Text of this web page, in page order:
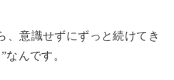
、意識せずにずっと続けてき
なんです。